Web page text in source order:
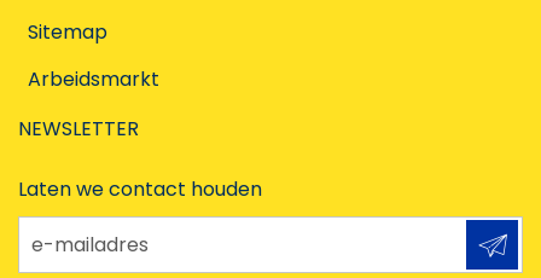
Sitemap
Arbeidsmarkt
NEWSLETTER
Laten we contact houden
e-mailadres